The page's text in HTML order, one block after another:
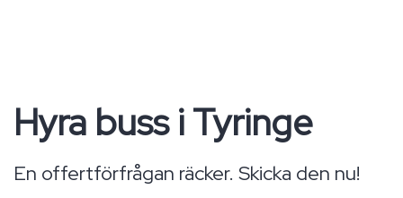
Hyra buss i Tyringe
En offertförfrågan räcker. Skicka den nu!